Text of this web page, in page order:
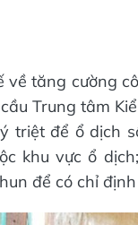
về tăng cường
Trung tâm
triệt để ổ dịch
khu vực ổ
để có chỉ